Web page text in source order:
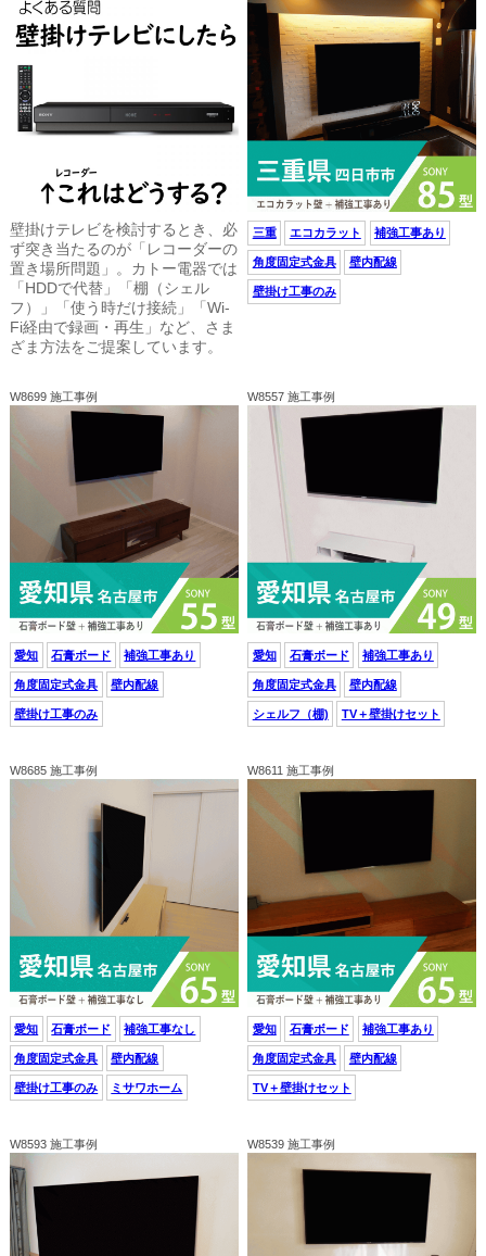
壁掛けテレビを検討するとき、必
ず突き当たるのが「レコーダーの
置き場所問題」。カトー電器では
「HDDで代替」「棚（シェル
フ）」「使う時だけ接続」「Wi-
Fi経由で録画・再生」など、さま
ざま方法をご提案しています。
三重 エコカラット 補強工事あり
角度固定式金具 壁内配線
壁掛け工事のみ
W8699 施工事例
愛知 石膏ボード 補強工事あり
角度固定式金具 壁内配線
壁掛け工事のみ
W8557 施工事例
愛知 石膏ボード 補強工事あり
角度固定式金具 壁内配線
シェルフ（棚) TV＋壁掛けセット
W8685 施工事例
愛知 石膏ボード 補強工事なし
角度固定式金具 壁内配線
壁掛け工事のみ ミサワホーム
W8611 施工事例
愛知 石膏ボード 補強工事あり
角度固定式金具 壁内配線
TV＋壁掛けセット
W8593 施工事例 W8539 施工事例